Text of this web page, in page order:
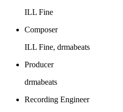
ILL Fine
Composer
ILL Fine, drmabeats
Producer
drmabeats
Recording Engineer